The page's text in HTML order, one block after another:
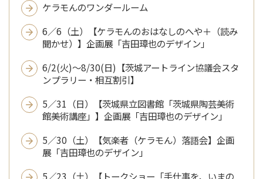
ケラモんのワンダールーム
6／6（土）【ケラモんのおはなしのへや＋（読み
聞かせ）】企画展「吉田璋也のデザイン」
6/2(火)～8/30(日)【茨城アートライン協議会スタ
ンプラリー・相互割引】
5／31（日）【茨城県立図書館「茨城県陶芸美術
館美術講座」】企画展「吉田璋也のデザイン」
5／30（土）【気楽者（ケラモん）落語会】企画
展「吉田璋也のデザイン」
5／23（土）【トークショー「手仕事を、いまの